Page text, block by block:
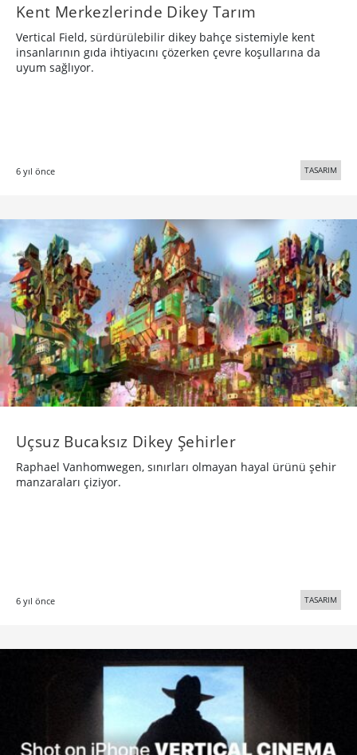
Kent Merkezlerinde Dikey Tarım
Vertical Field, sürdürülebilir dikey bahçe sistemiyle kent
insanlarının gıda ihtiyacını çözerken çevre koşullarına da
uyum sağlıyor.
6 yıl önce TASARIM
Uçsuz Bucaksız Dikey Şehirler
Raphael Vanhomwegen, sınırları olmayan hayal ürünü şehir
manzaraları çiziyor.
6 yıl önce TASARIM